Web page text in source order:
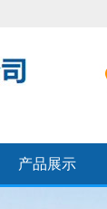
产品展示